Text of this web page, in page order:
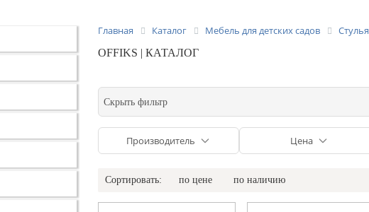
Главная Каталог Мебель для детских садов Стулья
OFFIKS | КАТАЛОГ
Скрыть фильтр
Производитель Цена
Сортировать: по цене по наличию